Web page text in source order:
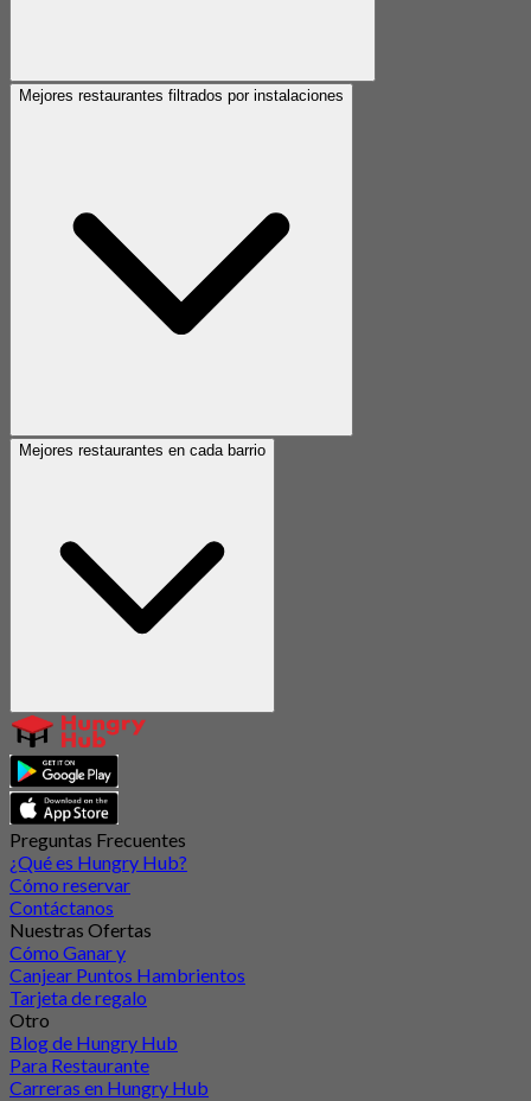
Mejores restaurantes filtrados por instalaciones
Mejores restaurantes en cada barrio
Preguntas Frecuentes
¿Qué es Hungry Hub?
Cómo reservar
Contáctanos
Nuestras Ofertas
Cómo Ganar y
Canjear Puntos Hambrientos
Tarjeta de regalo
Otro
Blog de Hungry Hub
Para Restaurante
Carreras en Hungry Hub